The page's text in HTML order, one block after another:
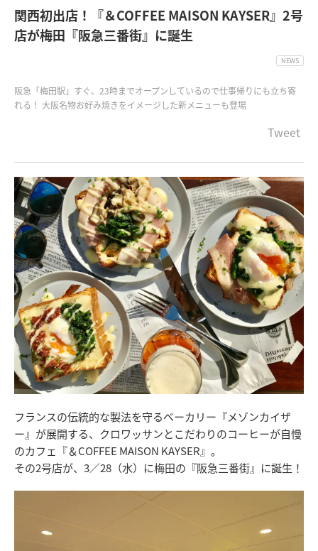
関西初出店！『＆COFFEE MAISON KAYSER』2号
店が梅田『阪急三番街』に誕生
NEWS
阪急「梅田駅」すぐ、23時までオープンしているので仕事帰りにも立ち寄
れる！ 大阪名物お好み焼きをイメージした新メニューも登場
Tweet
フランスの伝統的な製法を守るベーカリー『メゾンカイザ
ー』が展開する、クロワッサンとこだわりのコーヒーが自慢
のカフェ『＆COFFEE MAISON KAYSER』。
その2号店が、3／28（水）に梅田の『阪急三番街』に誕生！